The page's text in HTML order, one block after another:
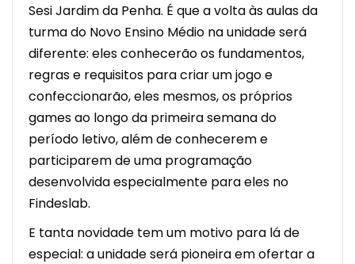
Sesi Jardim da Penha. É que a volta às aulas da
turma do Novo Ensino Médio na unidade será
diferente: eles conhecerão os fundamentos,
regras e requisitos para criar um jogo e
confeccionarão, eles mesmos, os próprios
games ao longo da primeira semana do
período letivo, além de conhecerem e
participarem de uma programação
desenvolvida especialmente para eles no
Findeslab.
E tanta novidade tem um motivo para lá de
especial: a unidade será pioneira em ofertar a